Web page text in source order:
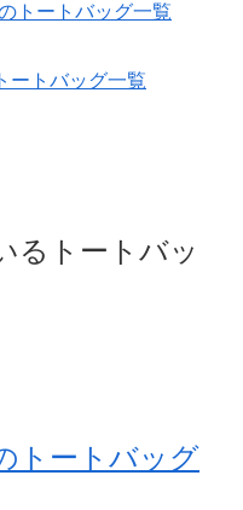
トートバッグ一覧
ートバッグ一覧
るトートバッ
トートバッグ